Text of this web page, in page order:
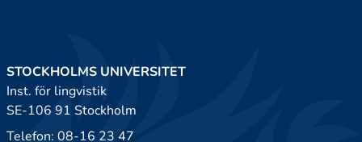
STOCKHOLMS UNIVERSITET
Inst. för lingvistik
SE-106 91 Stockholm
Telefon: 08-16 23 47